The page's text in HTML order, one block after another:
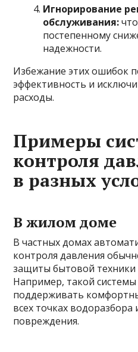
Игнорирование
обслуживания:
постепенному
надежности.
Избежание этих ошибок
эффективность и
расходы.
Примеры
контроля
в разных
В жилом доме
В частных домах
контроля давления
защиты бытовой техники
Например, такой
поддерживать
всех точках
повреждения.